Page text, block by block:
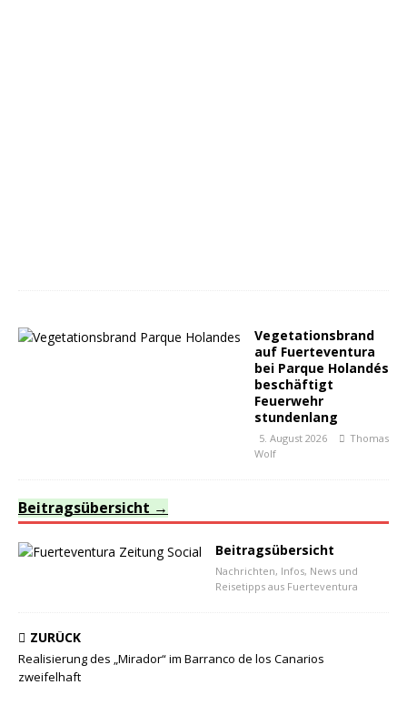
Vegetationsbrand
auf Fuerteventura
bei Parque Holandés
beschäftigt
Feuerwehr
stundenlang
5. August 2026
Thomas
Wolf
Beitragsübersicht
Beitragsübersicht
Nachrichten, Infos, News und
Reisetipps aus Fuerteventura
ZURÜCK
Realisierung des „Mirador“ im Barranco de los Canarios
zweifelhaft